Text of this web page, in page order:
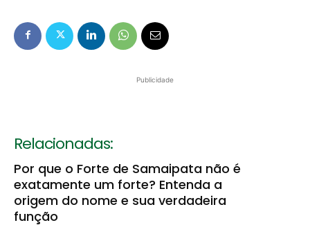
Publicidade
Relacionadas:
Por que o Forte de Samaipata não é
exatamente um forte? Entenda a
origem do nome e sua verdadeira
função